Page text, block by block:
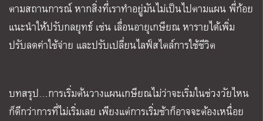
ตามสถานการณ์ หากสิ่งที่เราทำอยู่มันไม่เป็นไปตามแผน พี่ก้อย
แนะนำให้ปรับกลยุทธ์ เช่น เลื่อนอายุเกษียณ หารายได้เพิ่ม
ปรับลดค่าใช้จ่าย และปรับเปลี่ยนไลฟ์สไตล์การใช้ชีวิต
บทสรุป…การเริ่มต้นวางแผนเกษียณไม่ว่าจะเริ่มในช่วงวัยไหน
ก็ดีกว่าการที่ไม่เริ่มเลย เพียงแต่การเริ่มช้าก็อาจจะต้องเหนื่อย